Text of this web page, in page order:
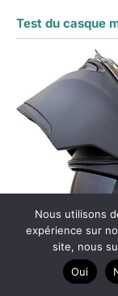
Test du casque
Nous utilisons
expérience sur
site, nous
Oui